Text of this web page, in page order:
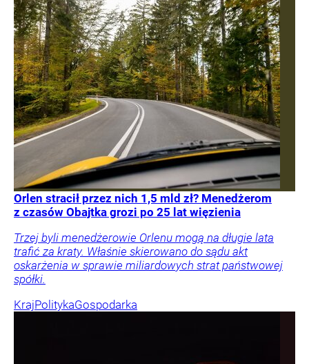
Orlen stracił przez nich 1,5 mld zł? Menedżerom
z czasów Obajtka grozi po 25 lat więzienia
Trzej byli menedżerowie Orlenu mogą na długie lata
trafić za kraty. Właśnie skierowano do sądu akt
oskarżenia w sprawie miliardowych strat państwowej
spółki.
KrajPolitykaGospodarka